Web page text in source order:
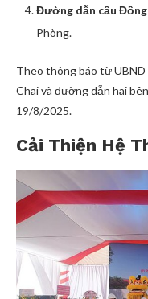
Đường dẫn cầu
Phòng.
Theo thông báo từ
Chai và đường dẫn hai
19/8/2025.
Cải Thiện Hệ